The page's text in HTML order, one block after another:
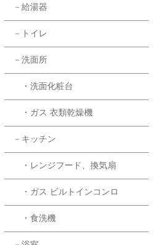
－給湯器
－トイレ
－洗面所
・洗面化粧台
・ガス 衣類乾燥機
－キッチン
・レンジフード、換気扇
・ガス ビルトインコンロ
・食洗機